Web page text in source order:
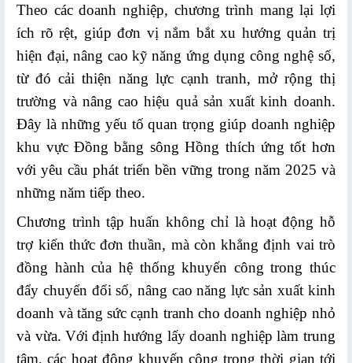
LOGISTICS
Phổ
biến
về
Logistics
Hoạt
động
Logistics
HOẠT
ĐỘNG
FTAS
FTAs
Theo các doanh nghiệp, chương trình mang lại lợi
ích rõ rệt, giúp đơn vị nắm bắt xu hướng quản trị
hiện đại, nâng cao kỹ năng ứng dụng công nghệ số,
từ đó cải thiện năng lực cạnh tranh, mở rộng thị
trường và nâng cao hiệu quả sản xuất kinh doanh.
Đây là những yếu tố quan trọng giúp doanh nghiệp
khu vực Đồng bằng sông Hồng thích ứng tốt hơn
với yêu cầu phát triển bền vững trong năm 2025 và
những năm tiếp theo.
Chương trình tập huấn không chỉ là hoạt động hỗ
trợ kiến thức đơn thuần, mà còn khẳng định vai trò
đồng hành của hệ thống khuyến công trong thúc
đẩy chuyển đổi số, nâng cao năng lực sản xuất kinh
doanh và tăng sức cạnh tranh cho doanh nghiệp nhỏ
và vừa. Với định hướng lấy doanh nghiệp làm trung
tâm, các hoạt động khuyến công trong thời gian tới